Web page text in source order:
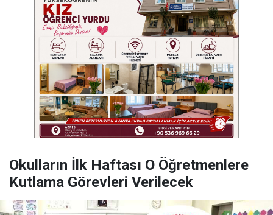
Okulların İlk Haftası O Öğretmenlere
Kutlama Görevleri Verilecek